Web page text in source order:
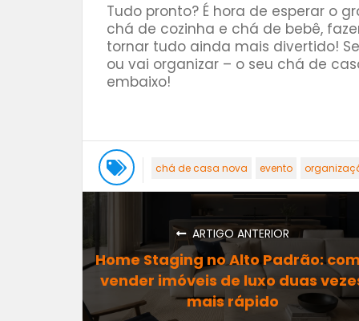
Tudo pronto? É hora de esperar o
chá de cozinha e chá de bebê,
tornar tudo ainda mais divertido!
ou vai organizar – o seu chá de
embaixo!
chá de casa nova evento
ARTIGO ANTERIOR
Home Staging no Alto Padrão:
vender imóveis de luxo duas
mais rápido